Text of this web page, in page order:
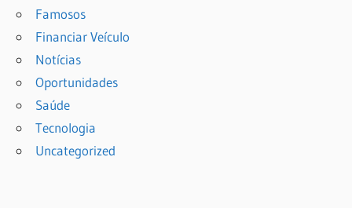
Famosos
Financiar Veículo
Notícias
Oportunidades
Saúde
Tecnologia
Uncategorized